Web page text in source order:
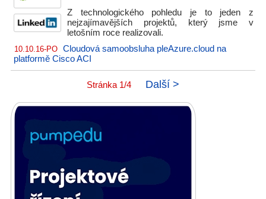
Z technologického pohledu je to jeden z
nejzajímavějších projektů, který jsme v
letošním roce realizovali.
10.10.16-PO Cloudová samoobsluha pleAzure.cloud na
platformě Cisco ACI
Stránka 1/4 Další >